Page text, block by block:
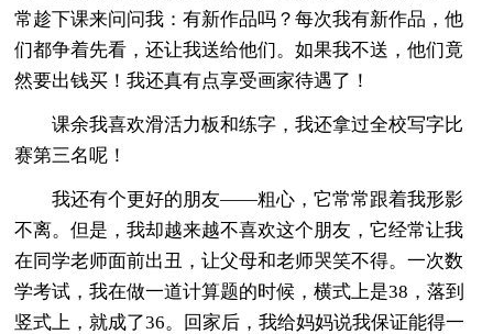
常趁下课来问问我：有新作品吗？每次我有新作品，他
们都争着先看，还让我送给他们。如果我不送，他们竟
然要出钱买！我还真有点享受画家待遇了！
课余我喜欢滑活力板和练字，我还拿过全校写字比
赛第三名呢！
我还有个更好的朋友——粗心，它常常跟着我形影
不离。但是，我却越来越不喜欢这个朋友，它经常让我
在同学老师面前出丑，让父母和老师哭笑不得。一次数
学考试，我在做一道计算题的时候，横式上是38，落到
竖式上，就成了36。回家后，我给妈妈说我保证能得一